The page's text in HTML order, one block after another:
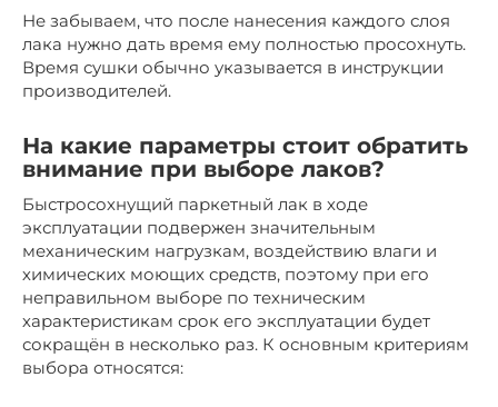
Не забываем, что после нанесения каждого слоя
лака нужно дать время ему полностью просохнуть.
Время сушки обычно указывается в инструкции
производителей.
На какие параметры стоит обратить
внимание при выборе лаков?
Быстросохнущий паркетный лак в ходе
эксплуатации подвержен значительным
механическим нагрузкам, воздействию влаги и
химических моющих средств, поэтому при его
неправильном выборе по техническим
характеристикам срок его эксплуатации будет
сокращён в несколько раз. К основным критериям
выбора относятся: